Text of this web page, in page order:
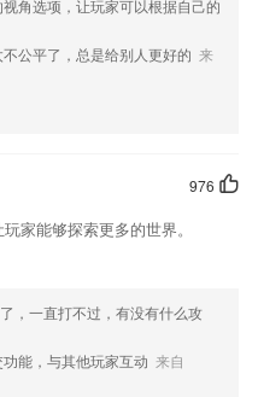
角选项，让玩家可以根据自己的
公平了，总是给别人更好的 来
976
家能够探索更多的世界。
，一直打不过，有没有什么攻
能，与其他玩家互动 来自